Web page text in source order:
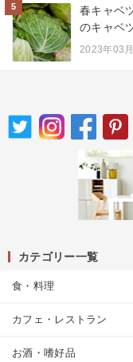
5
春キャベ
のキャベ
2023年03
カテゴリー一覧
食・料理
カフェ・レストラン
お酒・嗜好品